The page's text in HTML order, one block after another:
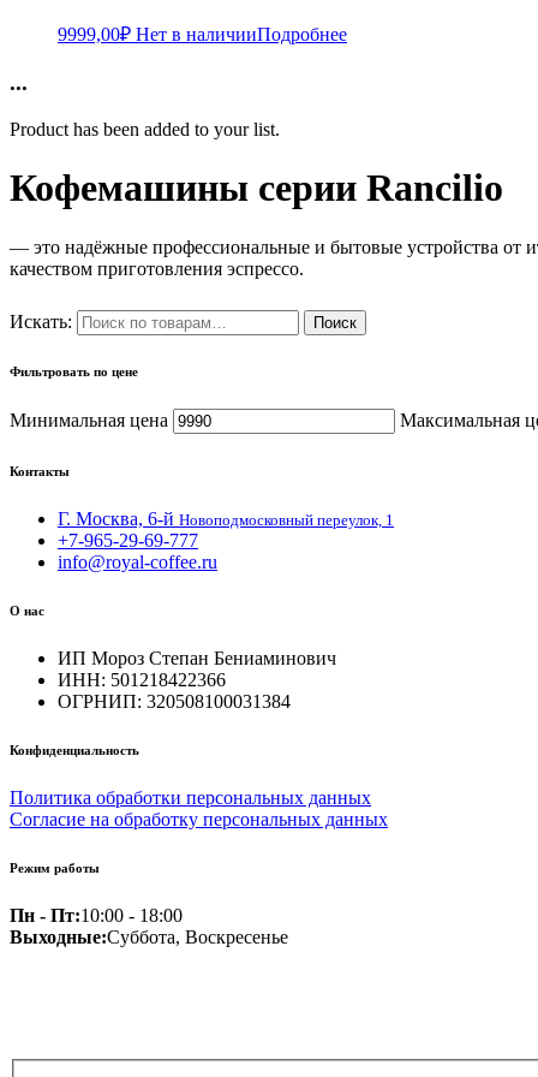
9999,00₽ Нет в наличииПодробнее
...
Product has been added to your list.
Кофемашины серии Rancilio
— это надёжные профессиональные и бытовые устройства от
качеством приготовления эспрессо.
Искать: Поиск
Фильтровать по цене
Минимальная цена Максимальная
Контакты
Г. Москва, 6-й Новоподмосковный переулок, 1
+7-965-29-69-777
info@royal-coffee.ru
О нас
ИП Мороз Степан Бениаминович
ИНН: 501218422366
ОГРНИП: 320508100031384
Конфиденциальность
Политика обработки персональных данных
Согласие на обработку персональных данных
Режим работы
Пн - Пт:10:00 - 18:00
Выходные:Суббота, Воскресенье